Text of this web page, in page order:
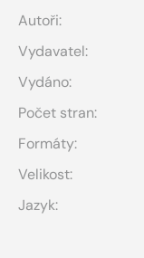
Autoři:
Vydavatel:
Vydáno:
Počet stran:
Formáty:
Velikost:
Jazyk: